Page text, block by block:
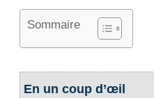
Sommaire
En un coup d’œil